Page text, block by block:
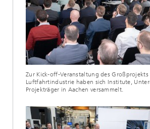
Zur Kick-off-Veranstaltung des
Luftfahrtindustrie haben sich Institute,
Projekträger in Aachen versammelt.